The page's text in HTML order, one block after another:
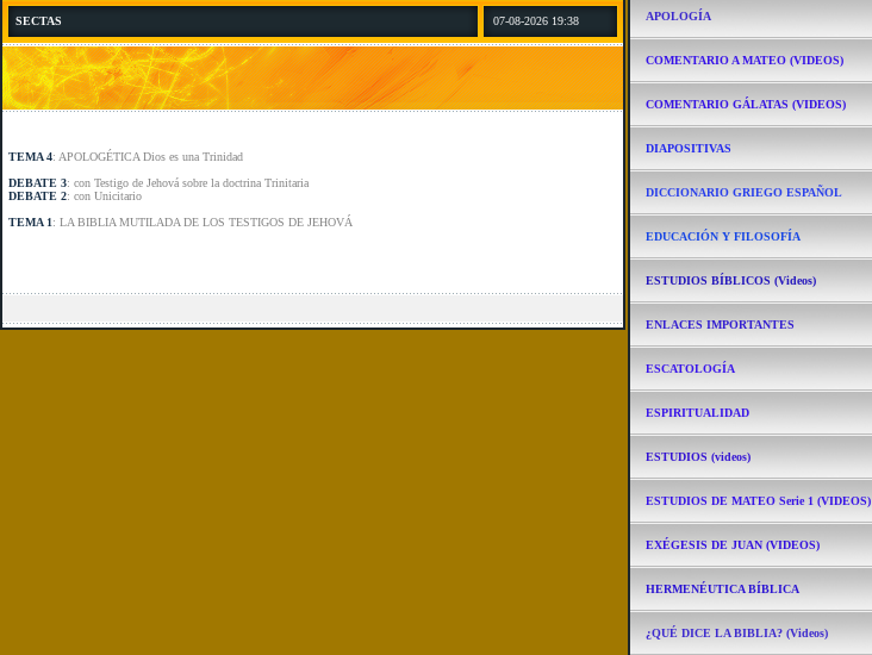
SECTAS 07-08-2026 19:38
TEMA 4: APOLOGÉTICA Dios es una Trinidad
DEBATE 3: con Testigo de Jehová sobre la doctrina Trinitaria
DEBATE 2: con Unicitario
TEMA 1: LA BIBLIA MUTILADA DE LOS TESTIGOS DE JEHOVÁ
APOLOGÍA
COMENTARIO A MATEO (VIDEOS)
COMENTARIO GÁLATAS (VIDEOS)
DIAPOSITIVAS
DICCIONARIO GRIEGO ESPAÑOL
EDUCACIÓN Y FILOSOFÍA
ESTUDIOS BÍBLICOS (Videos)
ENLACES IMPORTANTES
ESCATOLOGÍA
ESPIRITUALIDAD
ESTUDIOS (videos)
ESTUDIOS DE MATEO Serie 1 (VIDEOS)
EXÉGESIS DE JUAN (VIDEOS)
HERMENÉUTICA BÍBLICA
¿QUÉ DICE LA BIBLIA? (Videos)